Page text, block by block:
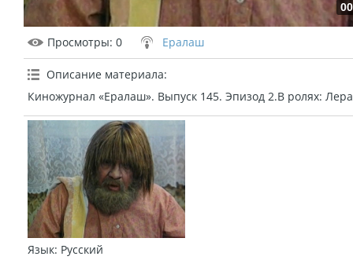
Просмотры: 0 Ералаш
Описание материала:
Киножурнал «Ералаш». Выпуск 145. Эпизод 2.В ролях:
Язык: Русский